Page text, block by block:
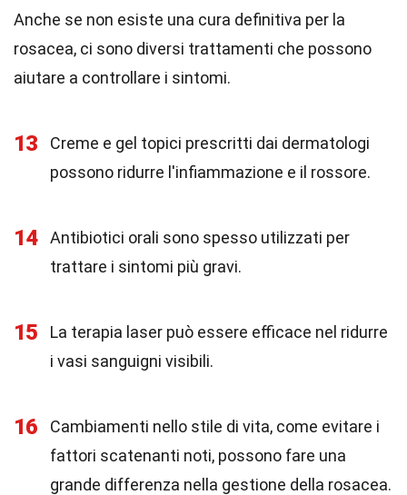
Anche se non esiste una cura definitiva per la
rosacea, ci sono diversi trattamenti che possono
aiutare a controllare i sintomi.
13
Creme e gel topici prescritti dai dermatologi
possono ridurre l'infiammazione e il rossore.
14
Antibiotici orali sono spesso utilizzati per
trattare i sintomi più gravi.
15
La terapia laser può essere efficace nel ridurre
i vasi sanguigni visibili.
16
Cambiamenti nello stile di vita, come evitare i
fattori scatenanti noti, possono fare una
grande differenza nella gestione della rosacea.